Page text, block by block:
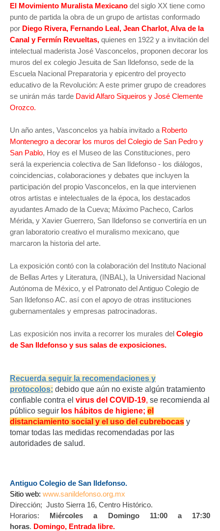
El Movimiento Muralista Mexicano del siglo XX tiene como
punto de partida la obra de un grupo de artistas conformado
por Diego Rivera, Fernando Leal, Jean Charlot, Alva de la
Canal y Fermín Revueltas, quienes en 1922 y a invitación del
intelectual maderista José Vasconcelos, proponen decorar los
muros del ex colegio Jesuita de San Ildefonso, sede de la
Escuela Nacional Preparatoria y epicentro del proyecto
educativo de la Revolución: A este primer grupo de creadores
se unirán más tarde David Alfaro Siqueiros y José Clemente
Orozco.
Un año antes, Vasconcelos ya había invitado a Roberto
Montenegro a decorar los muros del Colegio de San Pedro y
San Pablo, Hoy es el Museo de las Constituciones, pero
será la experiencia colectiva de San Ildefonso - los diálogos,
coincidencias, colaboraciones y debates que incluyen la
participación del propio Vasconcelos, en la que intervienen
otros artistas e intelectuales de la época, los destacados
ayudantes Amado de la Cueva; Máximo Pacheco, Carlos
Mérida, y Xavier Guerrero, San Ildefonso se convertiría en un
gran laboratorio creativo el muralismo mexicano, que
marcaron la historia del arte.
La exposición contó con la colaboración del Instituto Nacional
de Bellas Artes y Literatura, (INBAL), la Universidad Nacional
Autónoma de México, y el Patronato del Antiguo Colegio de
San Ildefonso AC. así con el apoyo de otras instituciones
gubernamentales y empresas patrocinadoras.
Las exposición nos invita a recorrer los murales del Colegio
de San Ildefonso y sus salas de exposiciones.
Recuerda seguir la recomendaciones y
protocolos; debido que aún no existe algún tratamiento
confiable contra el virus del COVID-19, se recomienda al
público seguir los hábitos de higiene; el
distanciamiento social y el uso del cubrebocas y
tomar todas las medidas recomendadas por las
autoridades de salud.
Antiguo Colegio de San Ildefonso.
Sitio web: www.sanildefonso.org.mx
Dirección; Justo Sierra 16, Centro Histórico.
Horarios: Miércoles a Domingo 11:00 a 17:30
horas. Domingo, Entrada libre.